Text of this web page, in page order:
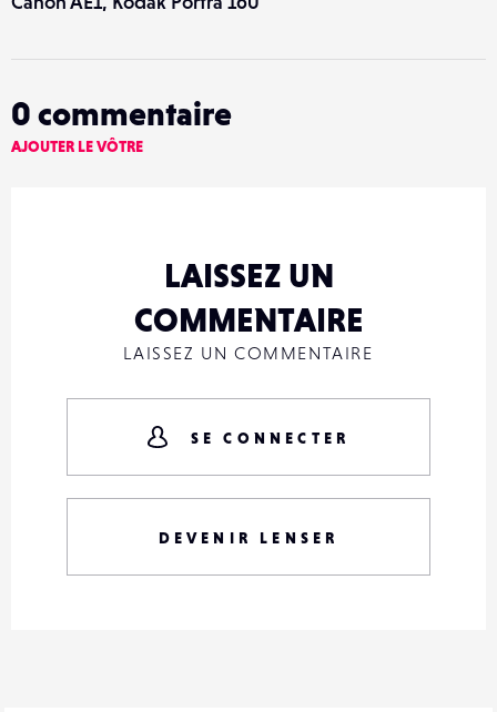
0 commentaire
AJOUTER LE VÔTRE
LAISSEZ UN
COMMENTAIRE
LAISSEZ UN COMMENTAIRE
SE CONNECTER
DEVENIR LENSER